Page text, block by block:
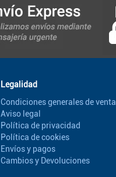
Legalidad
Condiciones generales de venta
Aviso legal
Política de privacidad
Política de cookies
Envíos y pagos
Cambios y Devoluciones